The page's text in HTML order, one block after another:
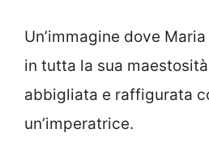
Un’immagine dove
in tutta la sua
abbigliata e raffigurata
un’imperatrice.